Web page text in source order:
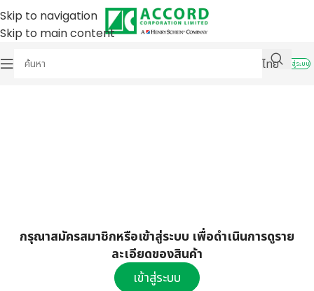
Skip to navigation
Skip to main content
ไทย
เข้าสู่ระบบ
กรุณาสมัครสมาชิกหรือเข้าสู่ระบบ เพื่อดำเนินการดูราย
ละเอียดของสินค้า
เข้าสู่ระบบ